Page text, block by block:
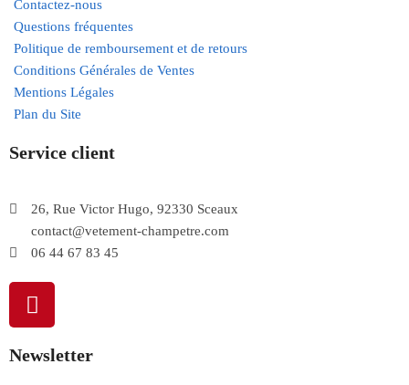
Contactez-nous
Questions fréquentes
Politique de remboursement et de retours
Conditions Générales de Ventes
Mentions Légales
Plan du Site
Service client
26, Rue Victor Hugo, 92330 Sceaux
contact@vetement-champetre.com
06 44 67 83 45
Newsletter